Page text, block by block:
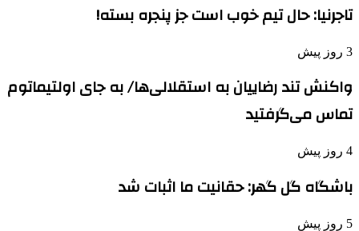
تاجرنیا: حال تیم خوب است جز پنجره بسته!
3 روز پیش
واکنش تند رضاییان به استقلالی‌ها/ به جای اولتیماتوم
تماس می‌گرفتید
4 روز پیش
باشگاه گل گهر: حقانیت ما اثبات شد
5 روز پیش